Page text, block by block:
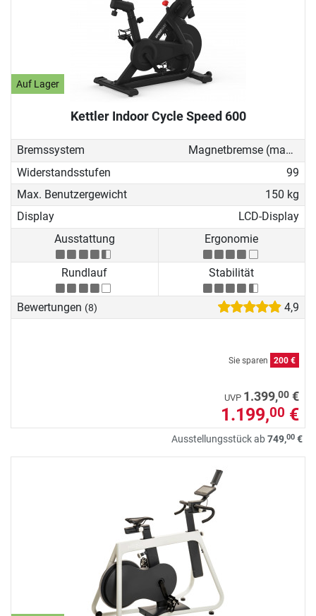
Auf Lager
Kettler Indoor Cycle Speed 600
Bremssystem
Magnetbremse (manuell)
Widerstandsstufen
99
Max. Benutzergewicht
150 kg
Display
LCD-Display
Ausstattung
Ergonomie
Rundlauf Stabilität
Bewertungen (8) 4,9
Sie sparen 200 €
UVP 1.399,00 €
1.199,00 €
Ausstellungsstück ab749,00 €